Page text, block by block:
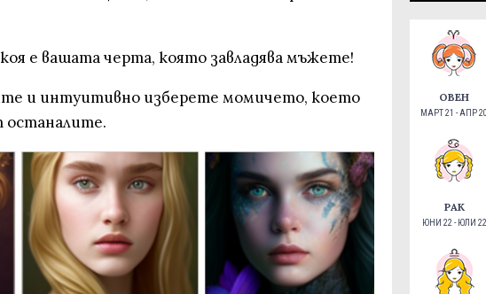
е вашата черта, която завладява мъжете!
и интуитивно изберете момичето, което
останалите.
ОВЕН
МАРТ 21 - АПР 20
РАК
ЮНИ 22 - ЮЛИ 22